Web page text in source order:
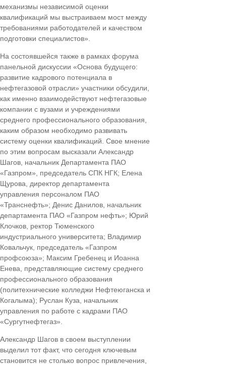
механизмы независимой оценки
квалификаций мы выстраиваем мост между
требованиями работодателей и качеством
подготовки специалистов».
На состоявшейся также в рамках форума
панельной дискуссии «Основа будущего:
развитие кадрового потенциала в
нефтегазовой отрасли» участники обсудили,
как именно взаимодействуют нефтегазовые
компании с вузами и учреждениями
среднего профессионального образования,
каким образом необходимо развивать
систему оценки квалификаций. Свое мнение
по этим вопросам высказали Александр
Шагов, начальник Департамента ПАО
«Газпром», председатель СПК НГК; Елена
Щурова, директор департамента
управления персоналом ПАО
«Транснефть»; Денис Данилов, начальник
департамента ПАО «Газпром нефть»; Юрий
Клочков, ректор Тюменского
индустриального университета; Владимир
Ковальчук, председатель «Газпром
профсоюза»; Максим Гребенец и Иоанна
Енева, представляющие систему среднего
профессионального образования
(политехнические колледжи Нефтеюганска и
Когалыма); Руслан Куза, начальник
управления по работе с кадрами ПАО
«Сургутнефтегаз».
Александр Шагов в своем выступлении
выделил тот факт, что сегодня ключевым
становится не столько вопрос привлечения,